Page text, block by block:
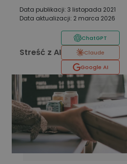
Data publikacji: 3 listopada 2021
Data aktualizacji: 2 marca 2026
Streść z AI
ChatGPT
Claude
Google AI